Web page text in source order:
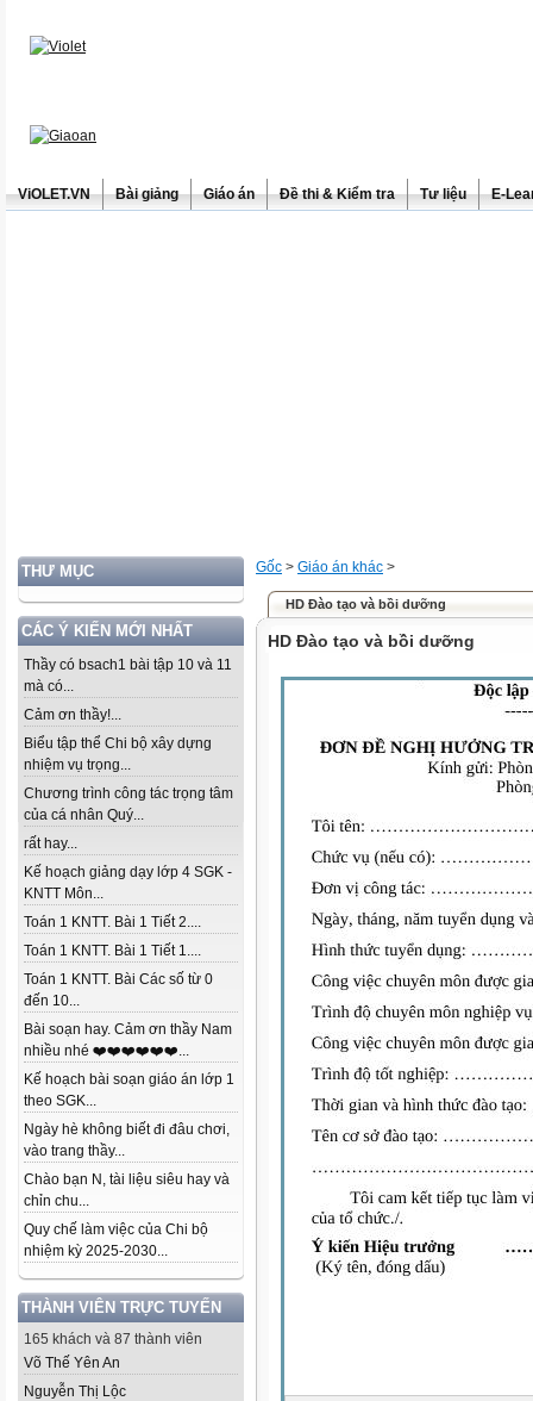
ViOLET.VN Bài giảng Giáo án Đề thi & Kiểm tra Tư liệu E-
THƯ MỤC
CÁC Ý KIẾN MỚI NHẤT
Thầy có bsach1 bài tập 10 và 11
mà có...
Cảm ơn thầy!...
Biểu tập thể Chi bộ xây dựng
nhiệm vụ trọng...
Chương trình công tác trọng tâm
của cá nhân Quý...
rất hay...
Kế hoạch giảng dạy lớp 4 SGK -
KNTT Môn...
Toán 1 KNTT. Bài 1 Tiết 2....
Toán 1 KNTT. Bài 1 Tiết 1....
Toán 1 KNTT. Bài Các số từ 0
đến 10...
Bài soạn hay. Cảm ơn thầy Nam
nhiều nhé ❤️❤️❤️❤️❤️❤️...
Kế hoạch bài soạn giáo án lớp 1
theo SGK...
Ngày hè không biết đi đâu chơi,
vào trang thầy...
Chào bạn N, tài liệu siêu hay và
chỉn chu...
Quy chế làm việc của Chi bộ
nhiệm kỳ 2025-2030...
THÀNH VIÊN TRỰC TUYẾN
165 khách và 87 thành viên
Võ Thế Yên An
Nguyễn Thị Lộc
Gốc > Giáo án khác >
HD Đào tạo và bồi dưỡng
HD Đào tạo và bồi dưỡng